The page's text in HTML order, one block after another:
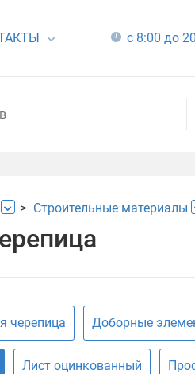
с 8:00 до
Строительные материалы
черепица Доборные
Лист оцинкованный